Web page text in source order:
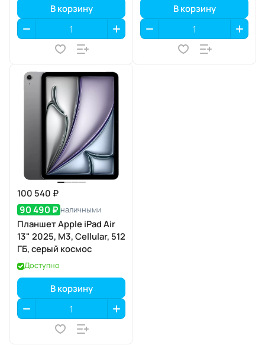
В корзину В корзину
100 540 ₽
90 490 ₽ наличными
Планшет Apple iPad Air
13" 2025, M3, Cellular, 512
ГБ, серый космос
Доступно
В корзину